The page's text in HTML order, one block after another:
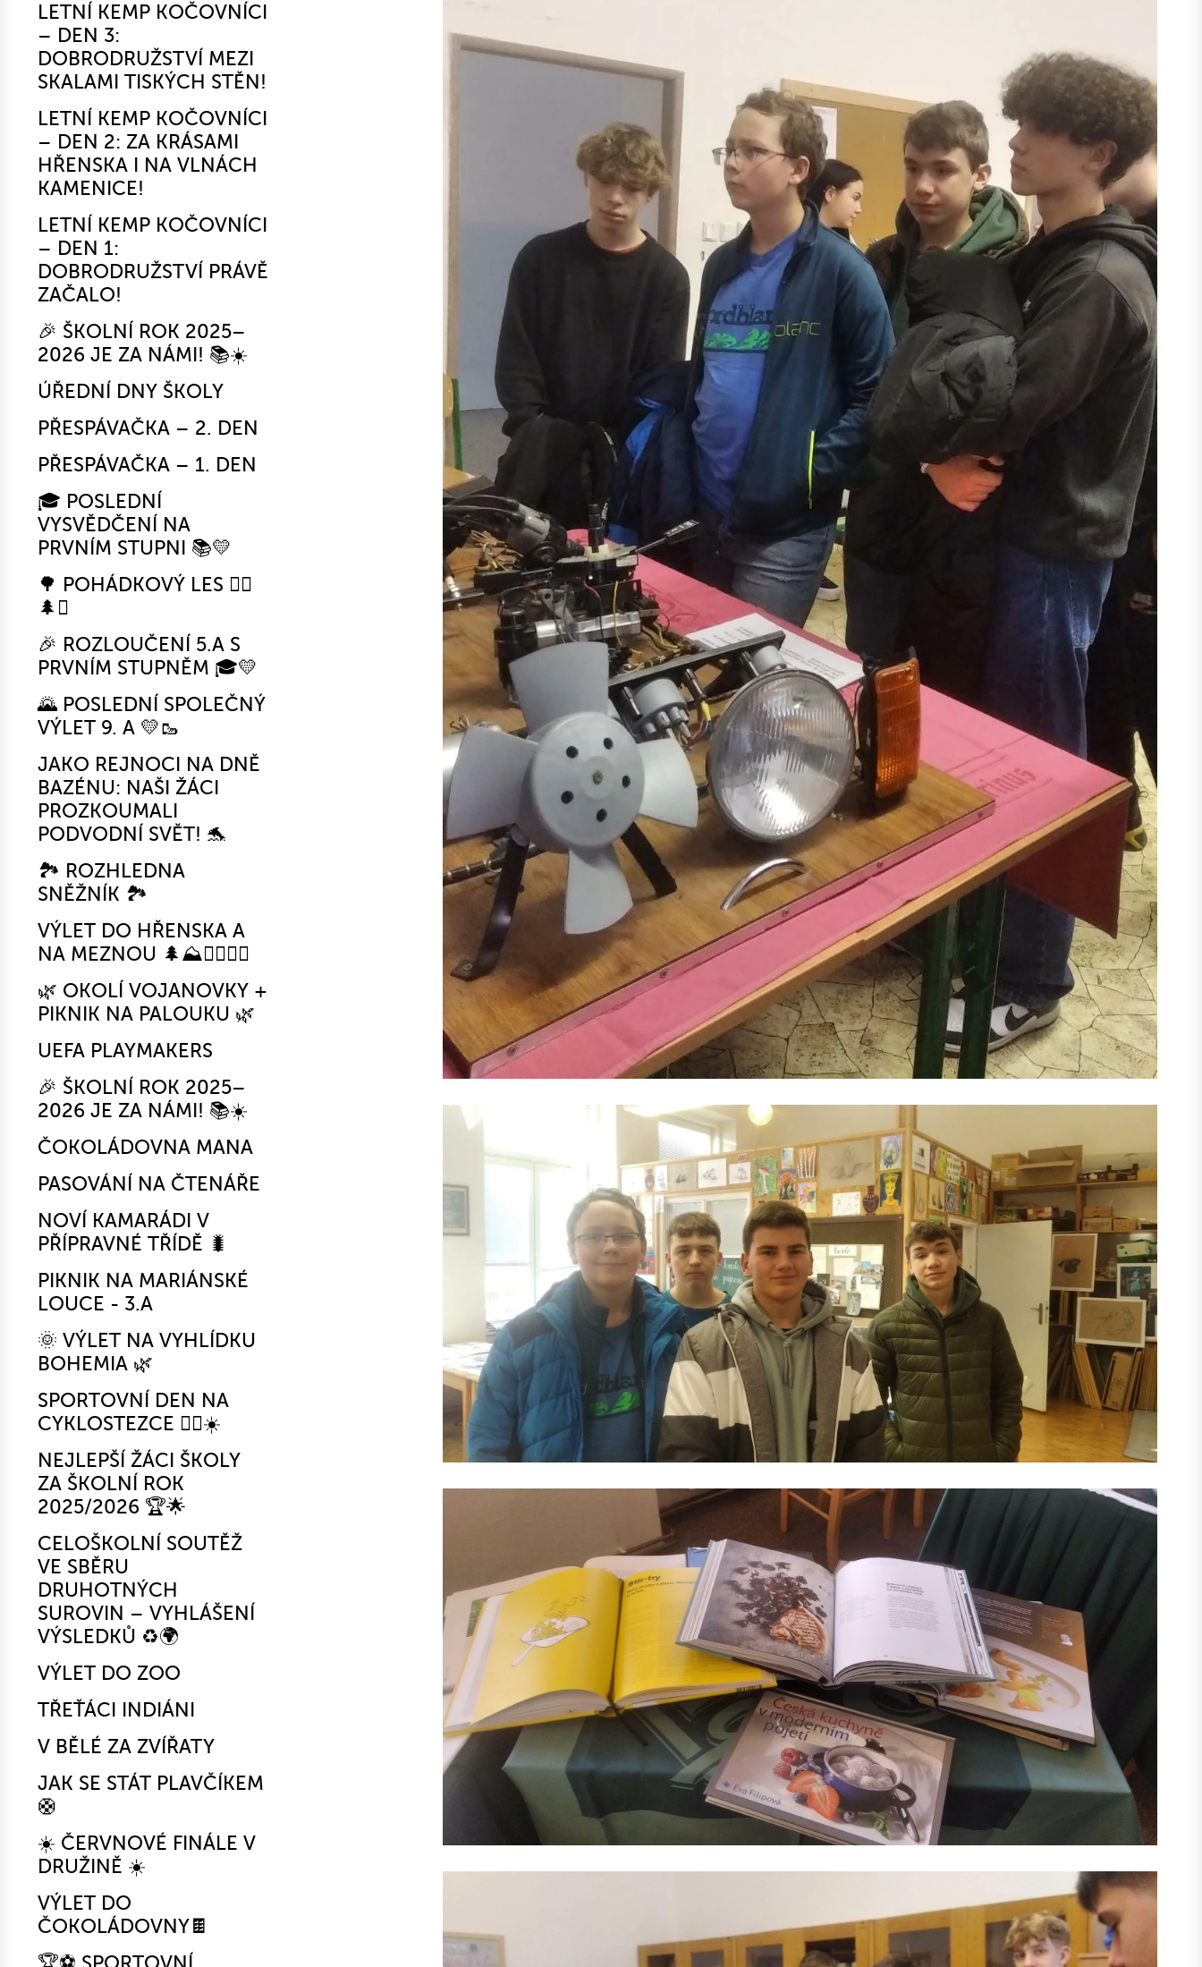
LETNÍ KEMP KOČOVNÍCI
– DEN 3:
DOBRODRUŽSTVÍ MEZI
SKALAMI TISKÝCH STĚN!
LETNÍ KEMP KOČOVNÍCI
– DEN 2: ZA KRÁSAMI
HŘENSKA I NA VLNÁCH
KAMENICE!
LETNÍ KEMP KOČOVNÍCI
– DEN 1:
DOBRODRUŽSTVÍ PRÁVĚ
ZAČALO!
🎉 ŠKOLNÍ ROK 2025–
2026 JE ZA NÁMI! 📚☀️
ÚŘEDNÍ DNY ŠKOLY
PŘESPÁVAČKA – 2. DEN
PŘESPÁVAČKA – 1. DEN
🎓 POSLEDNÍ
VYSVĚDČENÍ NA
PRVNÍM STUPNI 📚💛
🌳 POHÁDKOVÝ LES 🧚‍♀️
🌲✨
🎉 ROZLOUČENÍ 5.A S
PRVNÍM STUPNĚM 🎓💛
🌄 POSLEDNÍ SPOLEČNÝ
VÝLET 9. A 💛🥾
JAKO REJNOCI NA DNĚ
BAZÉNU: NAŠI ŽÁCI
PROZKOUMALI
PODVODNÍ SVĚT! 🐬
🏞️ ROZHLEDNA
SNĚŽNÍK 🏞️
VÝLET DO HŘENSKA A
NA MEZNOU 🌲⛰️🚶‍♂️🚶‍♀️
🌿 OKOLÍ VOJANOVKY +
PIKNIK NA PALOUKU 🌿
UEFA PLAYMAKERS
🎉 ŠKOLNÍ ROK 2025–
2026 JE ZA NÁMI! 📚☀️
ČOKOLÁDOVNA MANA
PASOVÁNÍ NA ČTENÁŘE
NOVÍ KAMARÁDI V
PŘÍPRAVNÉ TŘÍDĚ 🐛
PIKNIK NA MARIÁNSKÉ
LOUCE - 3.A
🌞 VÝLET NA VYHLÍDKU
BOHEMIA 🌿
SPORTOVNÍ DEN NA
CYKLOSTEZCE 🚴‍♂️☀️
NEJLEPŠÍ ŽÁCI ŠKOLY
ZA ŠKOLNÍ ROK
2025/2026 🏆🌟
CELOŠKOLNÍ SOUTĚŽ
VE SBĚRU
DRUHOTNÝCH
SUROVIN – VYHLÁŠENÍ
VÝSLEDKŮ ♻️🌍
VÝLET DO ZOO
TŘEŤÁCI INDIÁNI
V BĚLÉ ZA ZVÍŘATY
JAK SE STÁT PLAVČÍKEM
🛟
☀️ ČERVNOVÉ FINÁLE V
DRUŽINĚ ☀️
VÝLET DO
ČOKOLÁDOVNY🍫